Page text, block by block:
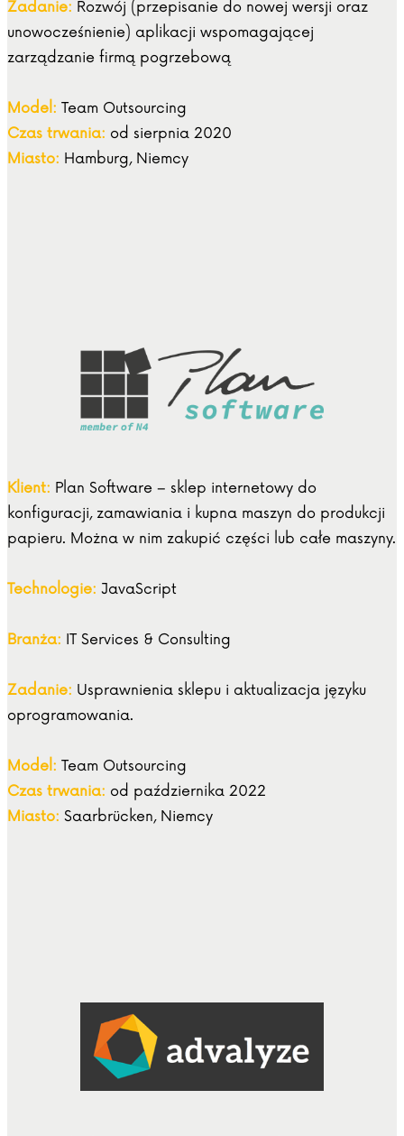
Zadanie: Rozwój (przepisanie do nowej wersji oraz
unowocześnienie) aplikacji wspomagającej
zarządzanie firmą pogrzebową
Model: Team Outsourcing
Czas trwania: od sierpnia 2020
Miasto: Hamburg, Niemcy
Klient: Plan Software – sklep internetowy do
konfiguracji, zamawiania i kupna maszyn do produkcji
papieru. Można w nim zakupić części lub całe maszyny.
Technologie: JavaScript
Branża: IT Services & Consulting
Zadanie: Usprawnienia sklepu i aktualizacja języku
oprogramowania.
Model: Team Outsourcing
Czas trwania: od października 2022
Miasto: Saarbrücken, Niemcy